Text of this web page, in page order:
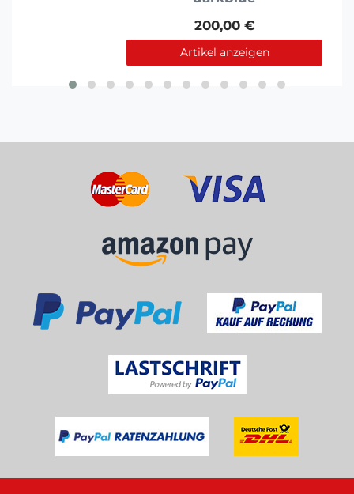
200,00 €
Artikel anzeigen